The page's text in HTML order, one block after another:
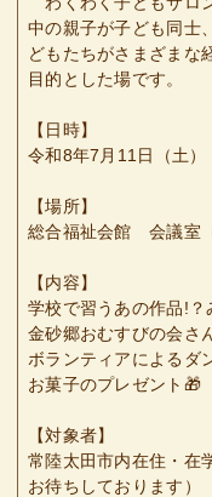
中の親子が子ども同士
どもたちがさまざまな
目的とした場です。
【日時】
令和8年7月11日（土
【場所】
総合福祉会館 会議室
【内容】
学校で習うあの作品!？
金砂郷おむすびの会さ
ボランティアによるダ
お菓子のプレゼント🎁
【対象者】
常陸太田市内在住・在
お待ちしております）